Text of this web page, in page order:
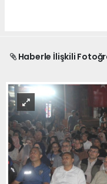
Haberle İlişkili